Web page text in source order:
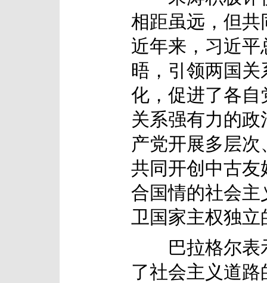
相距虽远，但
近年来，习近平
晤，引领两国
化，促进了各
关系强有力的
产党开展多层
共同开创中古
合国情的社会
卫国家主权独立
巴拉格尔表示
了社会主义道